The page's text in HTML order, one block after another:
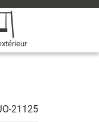
21125